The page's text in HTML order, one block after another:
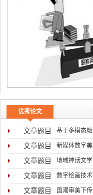
优秀论文
基于多模态
文章题目
新媒体数字
文章题目
地域神话文
文章题目
数字绘画技
文章题目
国潮审美下
文章题目